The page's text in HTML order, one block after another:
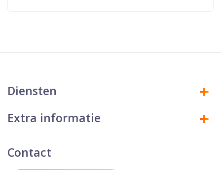
Diensten
Extra informatie
Contact